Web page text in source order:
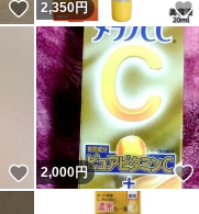
いいね！
2,350円
いいね！
2,000円